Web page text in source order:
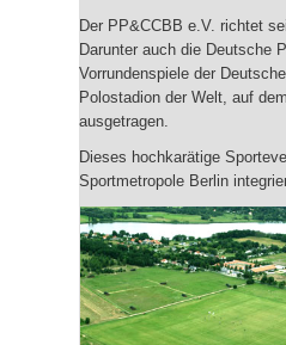
Der PP&CCBB e.V. richtet
Darunter auch die Deutsche
Vorrundenspiele der
Polostadion der Welt, auf
ausgetragen.
Dieses hochkarätige
Sportmetropole Berlin